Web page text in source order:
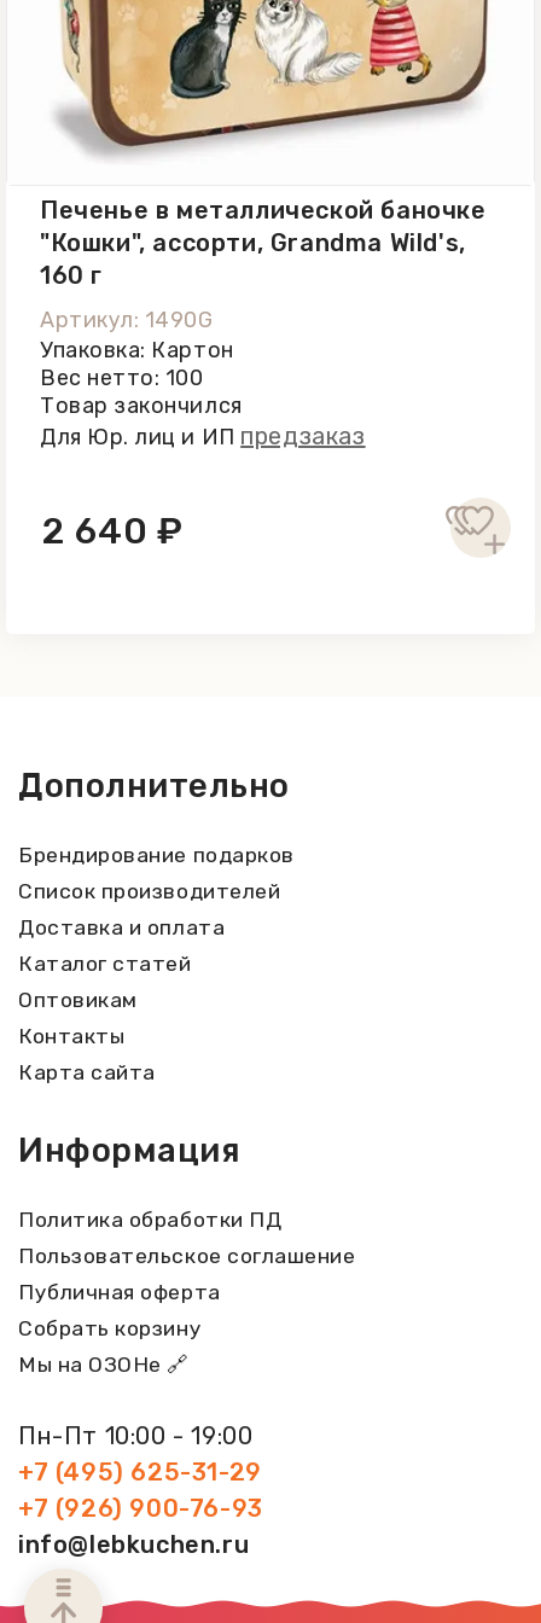
Печенье в металлической баночке
"Кошки", ассорти, Grandma Wild's,
160 г
Артикул: 1490G
Упаковка: Картон
Вес нетто: 100
Товар закончился
Для Юр. лиц и ИП предзаказ
2 640 ₽
Дополнительно
Брендирование подарков
Список производителей
Доставка и оплата
Каталог статей
Оптовикам
Контакты
Карта сайта
Информация
Политика обработки ПД
Пользовательское соглашение
Публичная оферта
Собрать корзину
Мы на ОЗОНе 🔗
Пн-Пт 10:00 - 19:00
+7 (495) 625-31-29
+7 (926) 900-76-93
info@lebkuchen.ru